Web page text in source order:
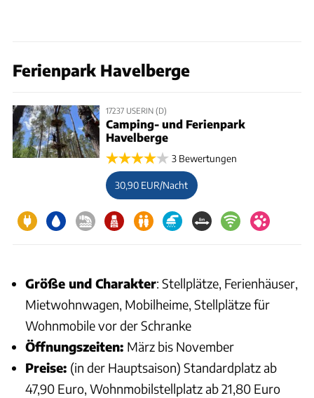
Ferienpark Havelberge
17237 USERIN (D)
Camping- und Ferienpark
Havelberge
3 Bewertungen
30,90 EUR/Nacht
Größe und Charakter: Stellplätze, Ferienhäuser,
Mietwohnwagen, Mobilheime, Stellplätze für
Wohnmobile vor der Schranke
Öffnungszeiten: März bis November
Preise: (in der Hauptsaison) Standardplatz ab
47,90 Euro, Wohnmobilstellplatz ab 21,80 Euro